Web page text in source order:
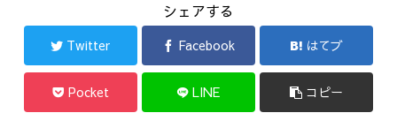
シェアする
Twitter Facebook はてブ
Pocket LINE コピー